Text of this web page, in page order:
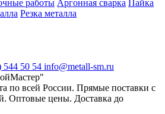
работы Аргонная сварка Пайка
Резка металла
544 50 54 info@metall-sm.ru
по всей России. Прямые поставки с
Оптовые цены. Доставка до